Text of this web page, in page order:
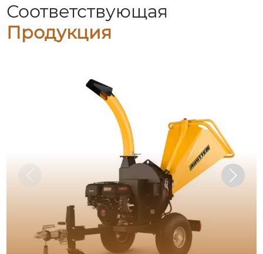
Соответствующая
Продукция